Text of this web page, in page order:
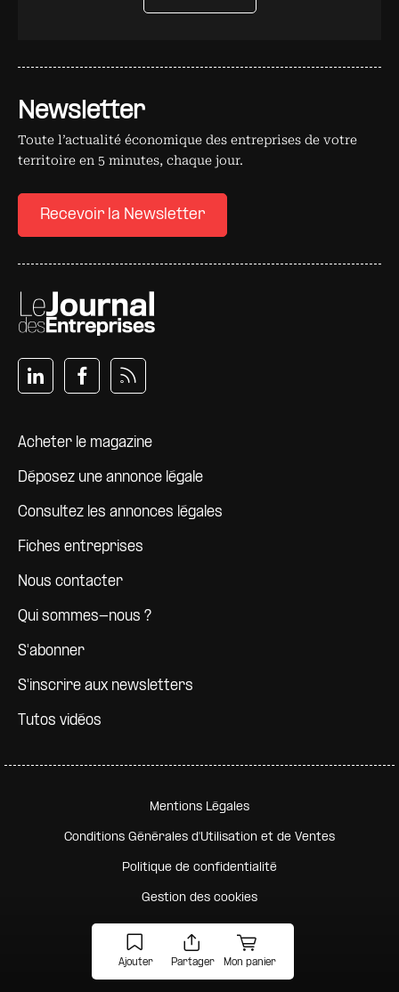
Ajouter Partager Mon panier
Newsletter
Toute l’actualité économique des entreprises de votre
territoire en 5 minutes, chaque jour.
Recevoir la Newsletter
Pied de page
Acheter le magazine
Déposez une annonce légale
Consultez les annonces légales
Fiches entreprises
Nous contacter
Qui sommes-nous ?
S'abonner
S'inscrire aux newsletters
Tutos vidéos
Pied de page secondaire
Mentions Légales
Conditions Générales d'Utilisation et de Ventes
Politique de confidentialité
Gestion des cookies